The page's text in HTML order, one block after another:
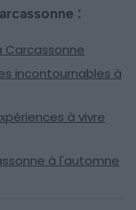
:
Carcassonne
incontournables à
à vivre
à l'automne